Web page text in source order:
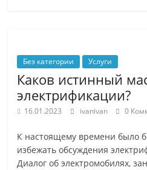
Без категории Услуги
Каков истинный
электрификации?
16.01.2023 ivanivan 0
К настоящему времени было
избежать обсуждения
Диалог об электромобилях,